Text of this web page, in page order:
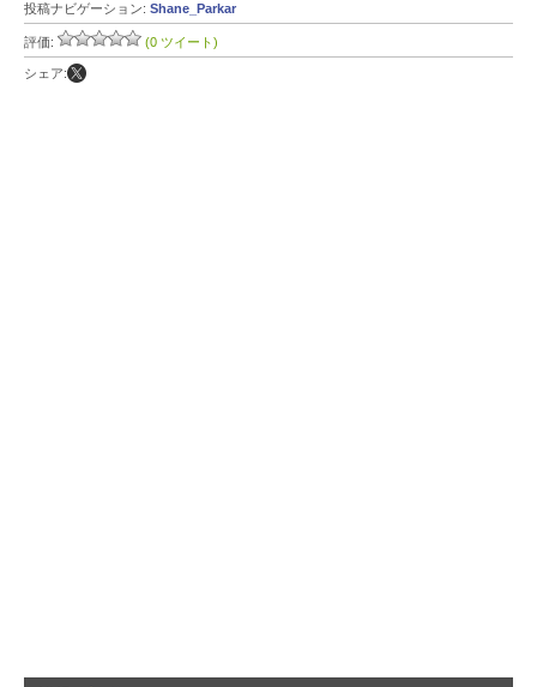
投稿ナビゲーション: Shane_Parkar
評価: (0 ツイート)
シェア: